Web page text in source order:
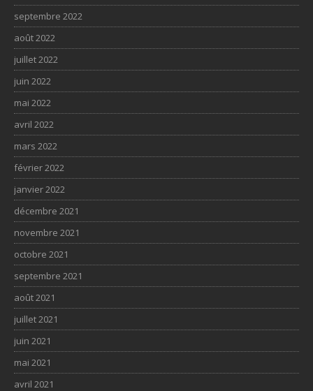
septembre 2022
août 2022
juillet 2022
juin 2022
mai 2022
avril 2022
mars 2022
février 2022
janvier 2022
décembre 2021
novembre 2021
octobre 2021
septembre 2021
août 2021
juillet 2021
juin 2021
mai 2021
avril 2021